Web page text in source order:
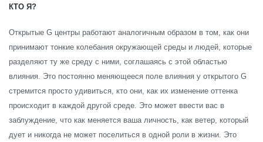
КТО Я?
Открытые G центры работают аналогичным образом в том, как они
принимают тонкие колебания окружающей среды и людей, которые
разделяют ту же среду с ними, соглашаясь с этой областью
влияния. Это постоянно меняющееся поле влияния у открытого G
стремится просто удивиться, кто они, как их изменение оттенка
происходит в каждой другой среде. Это может ввести вас в
заблуждение, что как меняется ваша личность, как ветер, который
дует и никогда не может поселиться в одной роли в жизни. Это